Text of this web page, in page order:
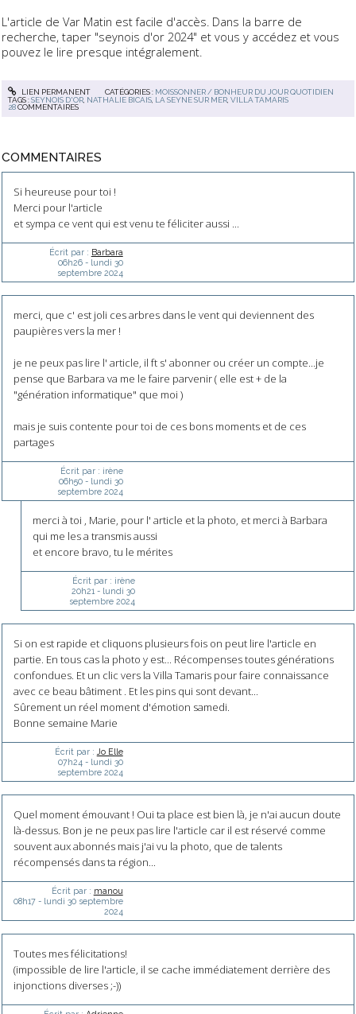
L'article de Var Matin est facile d'accès. Dans la barre de
recherche, taper "seynois d'or 2024" et vous y accédez et vous
pouvez le lire presque intégralement.
LIEN PERMANENT CATÉGORIES : MOISSONNER / BONHEUR DU JOUR QUOTIDIEN
TAGS :SEYNOIS D'OR NATHALIE BICAIS LA SEYNE SUR MER ,VILLA TAMARIS
28COMMENTAIRES
COMMENTAIRES
Si heureuse pour toi !
Merci pour l'article
et sympa ce vent qui est venu te féliciter aussi ...
Écrit par : Barbara
06h26- lundi 30
septembre 2024
merci, que c' est joli ces arbres dans le vent qui deviennent des
paupières vers la mer !
je ne peux pas lire l' article, il ft s' abonner ou créer un compte...je
pense que Barbara va me le faire parvenir ( elle est + de la
"génération informatique" que moi )
mais je suis contente pour toi de ces bons moments et de ces
partages
Écrit par : irène
06h50- lundi 30
septembre 2024
merci à toi , Marie, pour l' article et la photo, et merci à Barbara
qui me les a transmis aussi
et encore bravo, tu le mérites
Écrit par : irène
20h21 - lundi 30
septembre 2024
Si on est rapide et cliquons plusieurs fois on peut lire l'article en
partie. En tous cas la photo y est... Récompenses toutes générations
confondues. Et un clic vers la Villa Tamaris pour faire connaissance
avec ce beau bâtiment . Et les pins qui sont devant...
Sûrement un réel moment d'émotion samedi.
Bonne semaine Marie
Écrit par : Jo Elle
07h24 - lundi 30
septembre 2024
Quel moment émouvant ! Oui ta place est bien là, je n'ai aucun doute
là-dessus. Bon je ne peux pas lire l'article car il est réservé comme
souvent aux abonnés mais j'ai vu la photo, que de talents
récompensés dans ta région...
Écrit par : manou
08h17- lundi 30 septembre
2024
Toutes mes félicitations!
(impossible de lire l'article, il se cache immédiatement derrière des
injonctions diverses ;-))